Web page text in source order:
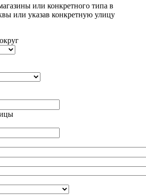
или конкретного типа в
или указав конкретную улицу